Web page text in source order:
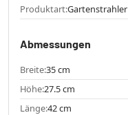
Produktart:Gartenstrahler
Abmessungen
Breite:35 cm
Höhe:27.5 cm
Länge:42 cm